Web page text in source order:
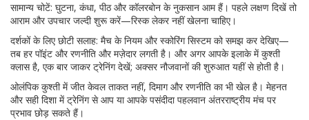
सामान्य चोटें: घुटना, कंधा, पीठ और कॉलरबोन के नुकसान आम हैं। पहले लक्षण दिखें तो
आराम और उपचार जल्दी शुरू करें—रिस्क लेकर नहीं खेलना चाहिए।
दर्शकों के लिए छोटी सलाह: मैच के नियम और स्कोरिंग सिस्टम को समझ कर देखिए—
तब हर पॉइंट और रणनीति और मज़ेदार लगती है। और अगर आपके इलाके में कुश्ती
क्लास है, एक बार जाकर ट्रेनिंग देखें; अक्सर नौजवानों की शुरुआत यहीं से होती है।
ओलंपिक कुश्ती में जीत केवल ताकत नहीं, दिमाग और रणनीति का भी खेल है। मेहनत
और सही दिशा में ट्रेनिंग से आप या आपके पसंदीदा पहलवान अंतरराष्ट्रीय मंच पर
प्रभाव छोड़ सकते हैं।